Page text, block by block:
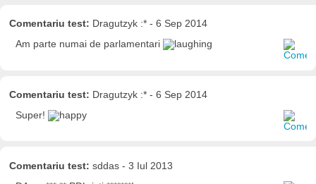
Comentariu test: Dragutzyk :* - 6 Sep 2014
Am parte numai de parlamentari
Comentariu test: Dragutzyk :* - 6 Sep 2014
Super!
Comentariu test: sddas - 3 Iul 2013